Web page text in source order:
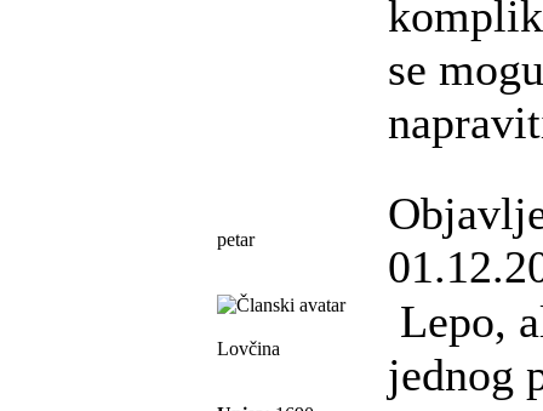
se
petar
Lovčina
Lepo,
jednog